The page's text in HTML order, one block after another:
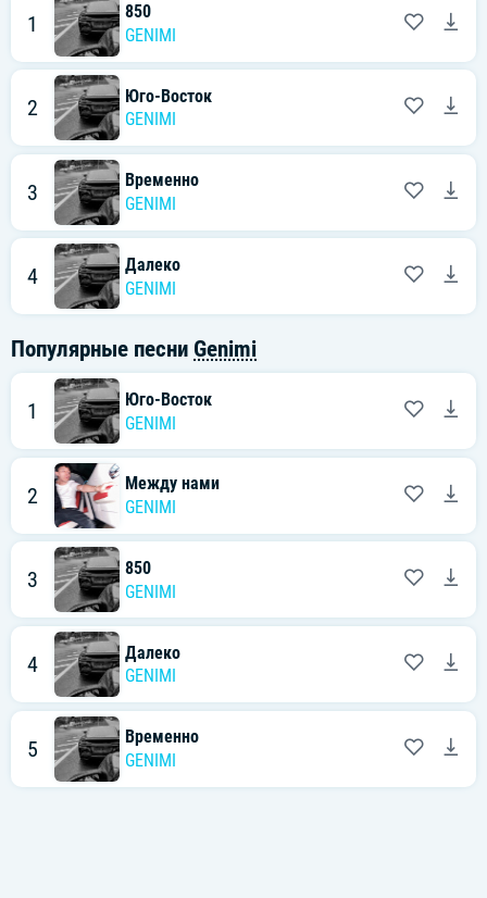
1
850
GENIMI
2
Юго-Восток
GENIMI
3
Временно
GENIMI
4
Далеко
GENIMI
Популярные песни Genimi
1
Юго-Восток
GENIMI
2
Между нами
GENIMI
3
850
GENIMI
4
Далеко
GENIMI
5
Временно
GENIMI